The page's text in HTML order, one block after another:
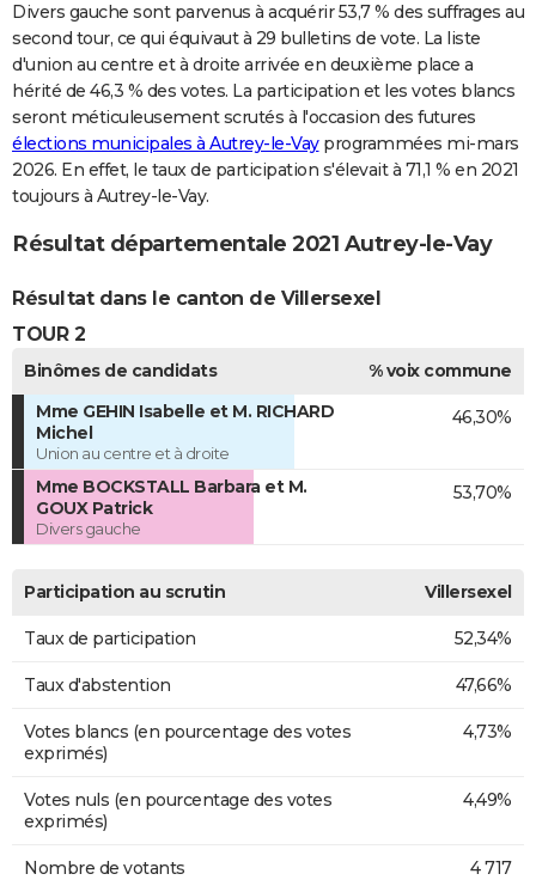
Bricolage
Lifestyle
Culture
Sport
Auto
Television
Voyage
Cinema
Divers gauche sont parvenus à acquérir 53,7 % des suffrages au
second tour, ce qui équivaut à 29 bulletins de vote. La liste
d'union au centre et à droite arrivée en deuxième place a
hérité de 46,3 % des votes. La participation et les votes blancs
seront méticuleusement scrutés à l'occasion des futures
élections municipales à Autrey-le-Vayprogrammées mi-mars
2026. En effet, le taux de participation s'élevait à 71,1 % en 2021
toujours à Autrey-le-Vay.
Résultat départementale 2021 Autrey-le-Vay
Résultat dans le canton de Villersexel
TOUR 2
Binômes de candidats
% voix commune
Mme GEHIN Isabelle et M. RICHARD
Michel
Union au centre et à droite
46,30%
Mme BOCKSTALL Barbara et M.
GOUX Patrick
Divers gauche
53,70%
Participation au scrutin Villersexel
Taux de participation 52,34%
Taux d'abstention 47,66%
Votes blancs (en pourcentage des votes
exprimés)
4,73%
Votes nuls (en pourcentage des votes
exprimés)
4,49%
Nombre de votants 4 717